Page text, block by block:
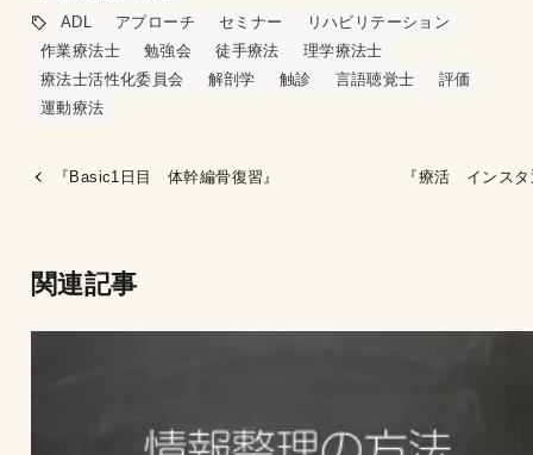
ADL
アプローチ セミナー
リハビリテーション
作業療法士
勉強会 徒手療法
理学療法士
療法士活性化委員会
解剖学 触診 言語聴覚士
評価
運動療法
『Basic1日目 体幹編骨復習』 『療活 インス
関連記事